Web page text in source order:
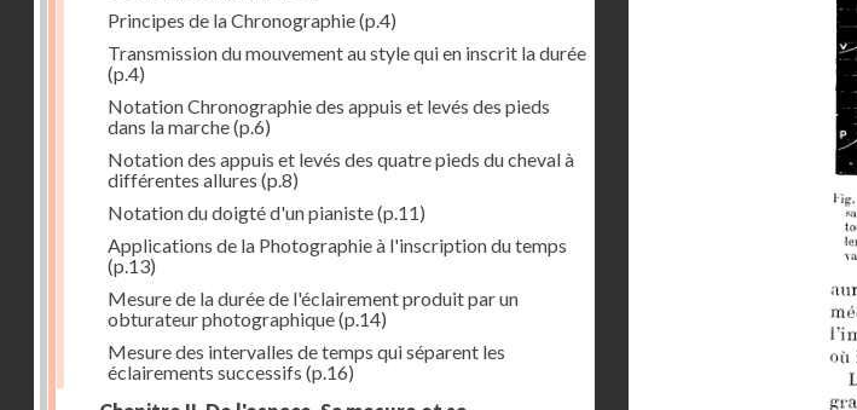
Principes de la Chronographie(p.4)
Transmission du mouvement au style qui en inscrit la durée
(p.4)
Notation Chronographie des appuis et levés des pieds
dans la marche(p.6)
Notation des appuis et levés des quatre pieds du cheval à
différentes allures (p.8)
Notation du doigté d'un pianiste(p.11)
Applications de la Photographie à l'inscription du temps
(p.13)
Mesure de la durée de l'éclairement produit par un
obturateur photographique(p.14)
Mesure des intervalles de temps qui séparent les
éclairements successifs (p.16)